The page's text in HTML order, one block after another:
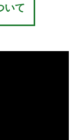
いて